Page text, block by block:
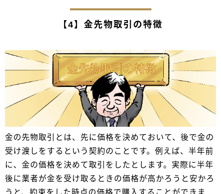
【4】金先物取引の特徴
金の先物取引とは、先に価格を決めておいて、後で金の
受け渡しをするという契約のことです。例えば、半年前
に、金の価格を決めて取引をしたとします。実際に半年
後に業者が金を受け取るときの価格が高かろうと安かろ
うと、約束をした時点の価格で購入することができま